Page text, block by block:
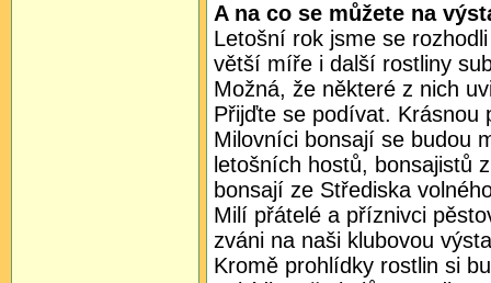
A na co se můžete na
Letošní rok jsme se
větší míře i další rostliny
Možná, že některé z nich
Přijďte se podívat. Krásnou
Milovníci bonsají se budou
letošních hostů, bonsajistů
bonsají ze Střediska
Milí přátelé a příznivci
zváni na naši klubovou
Kromě prohlídky rostlin si